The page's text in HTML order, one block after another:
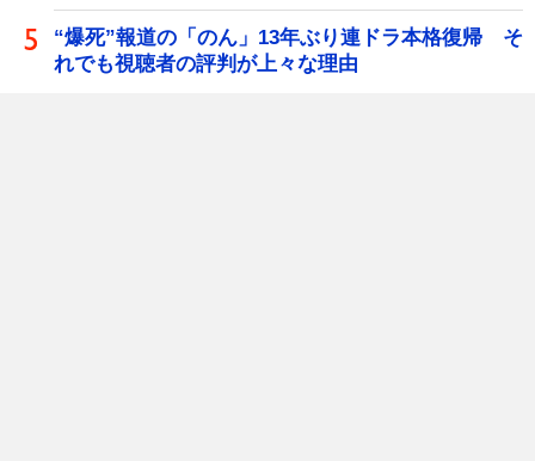
“爆死”報道の「のん」13年ぶり連ドラ本格復帰 そ
れでも視聴者の評判が上々な理由